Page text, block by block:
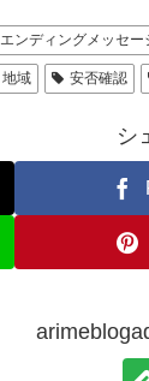
エンディングメッセー
地域 安否確認
シ